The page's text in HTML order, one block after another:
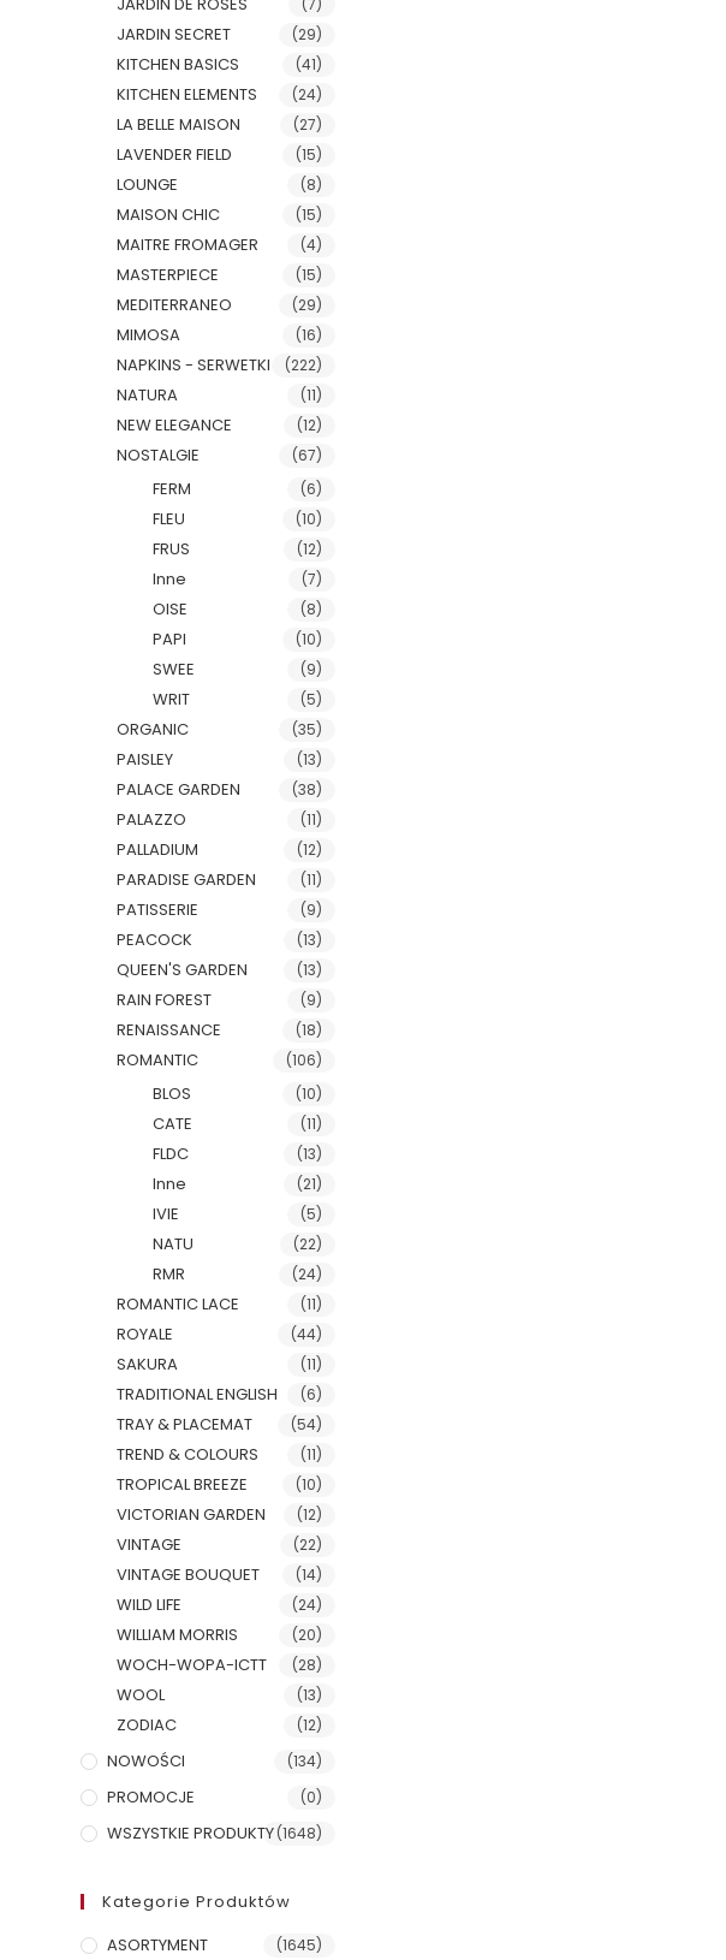
(7)
JARDIN SECRET (29)
KITCHEN BASICS (41)
KITCHEN ELEMENTS (24)
LA BELLE MAISON (27)
LAVENDER FIELD (15)
LOUNGE (8)
MAISON CHIC (15)
MAITRE FROMAGER (4)
MASTERPIECE (15)
MEDITERRANEO (29)
MIMOSA (16)
NAPKINS - SERWETKI (222)
NATURA (11)
NEW ELEGANCE (12)
NOSTALGIE (67)
FERM (6)
FLEU (10)
FRUS (12)
Inne (7)
OISE (8)
PAPI (10)
SWEE (9)
WRIT (5)
ORGANIC (35)
PAISLEY (13)
PALACE GARDEN (38)
PALAZZO (11)
PALLADIUM (12)
PARADISE GARDEN (11)
PATISSERIE (9)
PEACOCK (13)
QUEEN'S GARDEN (13)
RAIN FOREST (9)
RENAISSANCE (18)
ROMANTIC (106)
BLOS (10)
CATE (11)
FLDC (13)
Inne (21)
IVIE (5)
NATU (22)
RMR (24)
ROMANTIC LACE (11)
ROYALE (44)
SAKURA (11)
TRADITIONAL ENGLISH (6)
TRAY & PLACEMAT (54)
TREND & COLOURS (11)
TROPICAL BREEZE (10)
VICTORIAN GARDEN (12)
VINTAGE (22)
VINTAGE BOUQUET (14)
WILD LIFE (24)
WILLIAM MORRIS (20)
WOCH-WOPA-ICTT (28)
WOOL (13)
ZODIAC (12)
NOWOŚCI (134)
PROMOCJE (0)
WSZYSTKIE PRODUKTY(1648)
Kategorie Produktów
ASORTYMENT
(1645)